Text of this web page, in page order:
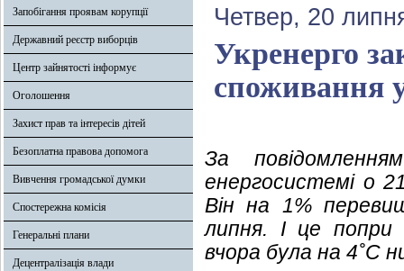
Запобігання проявам корупції
Державний реєстр виборців
Центр зайнятості інформує
Оголошення
Захист прав та інтересів дітей
Безоплатна правова допомога
Вивчення громадської думки
Спостережна комісія
Генеральні плани
Децентралізація влади
Четвер, 20
Укренерго
споживання
За
енергосистемі о
Він на 1%
липня. І це
вчора була на 4˚С